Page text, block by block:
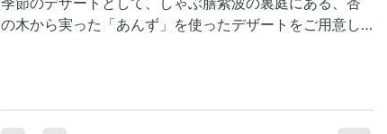
の木から実った「あんず」を使ったデザートをご用意し